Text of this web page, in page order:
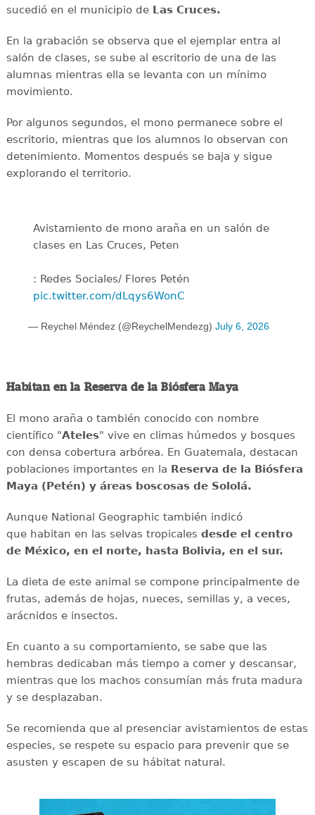
sucedió en el municipio de Las Cruces.
En la grabación se observa que el ejemplar entra al
salón de clases, se sube al escritorio de una de las
alumnas mientras ella se levanta con un mínimo
movimiento.
Por algunos segundos, el mono permanece sobre el
escritorio, mientras que los alumnos lo observan con
detenimiento. Momentos después se baja y sigue
explorando el territorio.
Avistamiento de mono araña en un salón de
clases en Las Cruces, Peten
: Redes Sociales/ Flores Petén
pic.twitter.com/dLqys6WonC
— Reychel Méndez (@ReychelMendezg) July 6, 2026
Habitan en la Reserva de la Biósfera Maya
El mono araña o también conocido con nombre
científico "Ateles" vive en climas húmedos y bosques
con densa cobertura arbórea. En Guatemala, destacan
poblaciones importantes en la Reserva de la Biósfera
Maya (Petén) y áreas boscosas de Sololá.
Aunque National Geographic también indicó
que habitan en las selvas tropicales desde el centro
de México, en el norte, hasta Bolivia, en el sur.
La dieta de este animal se compone principalmente de
frutas, además de hojas, nueces, semillas y, a veces,
arácnidos e insectos.
En cuanto a su comportamiento, se sabe que las
hembras dedicaban más tiempo a comer y descansar,
mientras que los machos consumían más fruta madura
y se desplazaban.
Se recomienda que al presenciar avistamientos de estas
especies, se respete su espacio para prevenir que se
asusten y escapen de su hábitat natural.